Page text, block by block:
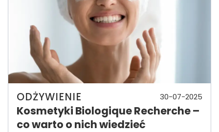
ODŻYWIENIE 30-07-2025
Kosmetyki Biologique Recherche –
co warto o nich wiedzieć